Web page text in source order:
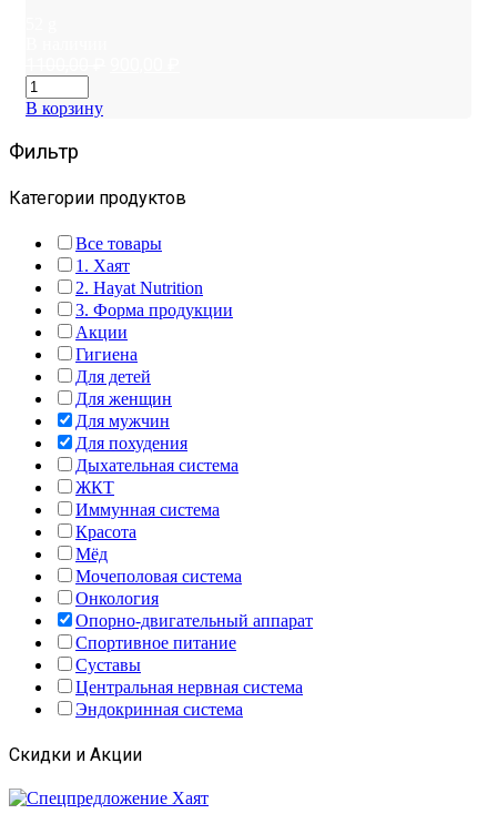
В корзину
Фильтр
Категории продуктов
Все товары
1. Хаят
2. Hayat Nutrition
3. Форма продукции
Акции
Гигиена
Для детей
Для женщин
Для мужчин
Для похудения
Дыхательная система
ЖКТ
Иммунная система
Красота
Мёд
Мочеполовая система
Онкология
Опорно-двигательный аппарат
Спортивное питание
Суставы
Центральная нервная система
Эндокринная система
Скидки и Акции